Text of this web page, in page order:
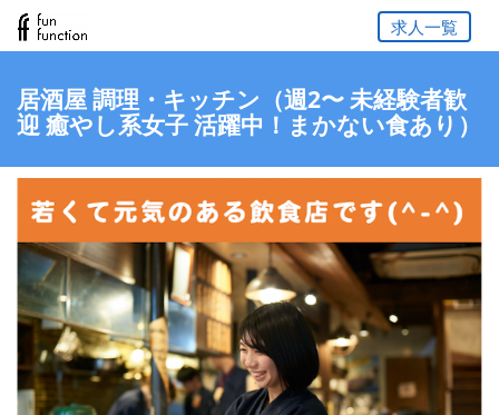
求人一覧
居酒屋 調理・キッチン（週2〜 未経験者歓
迎 癒やし系女子 活躍中！まかない食あり）